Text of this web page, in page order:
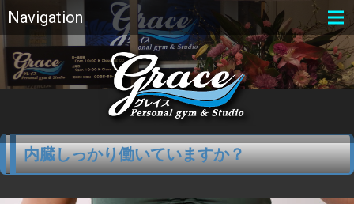
Navigation
内臓しっかり働いていますか？